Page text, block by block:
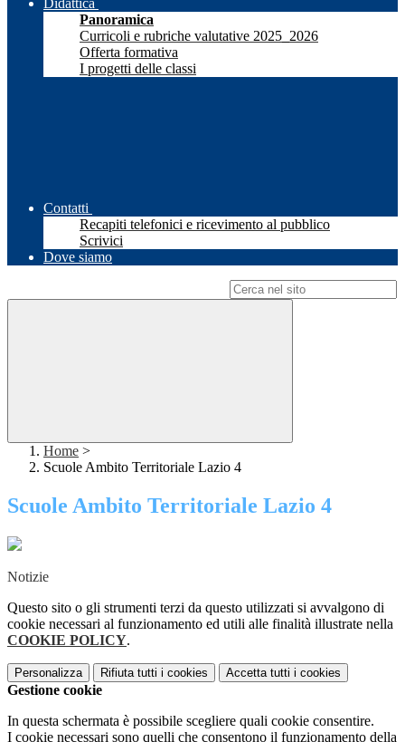
Didattica
Panoramica
Curricoli e rubriche valutative 2025_2026
Offerta formativa
I progetti delle classi
Contatti
Recapiti telefonici e ricevimento al pubblico
Scrivici
Dove siamo
Home >
Scuole Ambito Territoriale Lazio 4
Scuole Ambito Territoriale Lazio 4
Notizie
Questo sito o gli strumenti terzi da questo utilizzati si avvalgono di
cookie necessari al funzionamento ed utili alle finalità illustrate nella
COOKIE POLICY.
Personalizza Rifiuta tutti i cookies Accetta tutti i cookies
Gestione cookie
In questa schermata è possibile scegliere quali cookie consentire.
I cookie necessari sono quelli che consentono il funzionamento della